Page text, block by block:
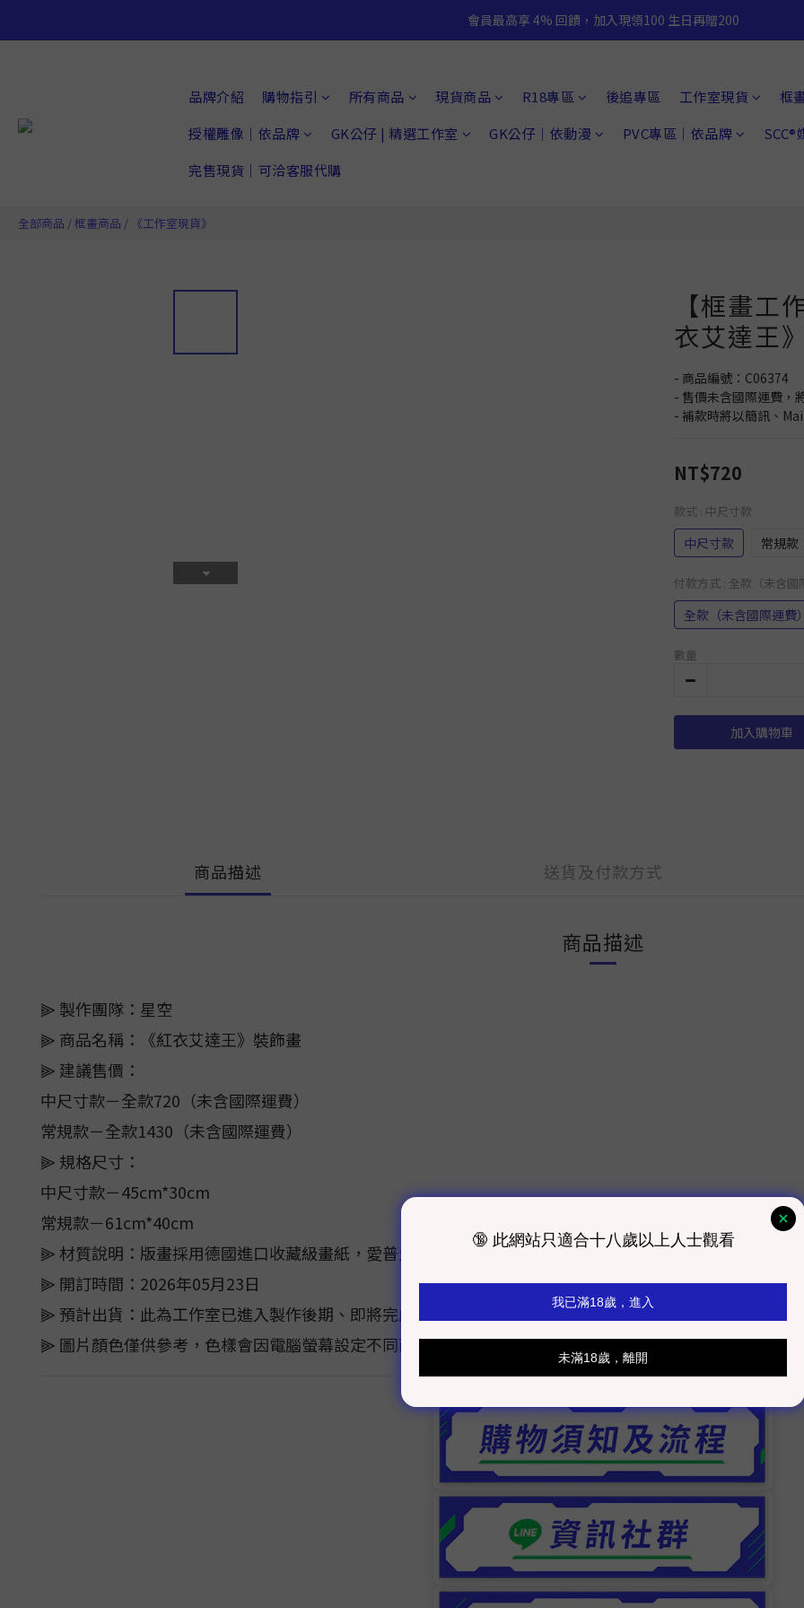
會員最高享 4% 回饋，加入現領100 生日再贈200
品牌介紹 購物指引 所有商品 現貨商品 R18專區 後追專區 工作室現貨
框
授權雕像｜依品牌
GK公仔 | 精選工作室 GK公仔｜依動漫 PVC專區｜依品牌
SCC®
完售現貨｜可洽客服代購
全部商品 /框畫商品 / 《工作室現貨》
【框畫工
衣艾達王
- 商品編號：C06374
- 售價未含國際運費，
- 補款時將以簡訊、
NT$720
款式 : 中尺寸款
中尺寸款 常規款
付款方式 : 全款（未含國
全款（未含國際運費
數量
加入購物車
商品描述 送貨及付款方式
商品描述
⫸ 製作團隊：星空
⫸ 商品名稱：《紅衣艾達王》裝飾畫
⫸ 建議售價：
中尺寸款－全款720（未含國際運費）
常規款－全款1430（未含國際運費）
⫸ 規格尺寸：
中尺寸款－45cm*30cm
常規款－61cm*40cm
⫸ 材質說明：版畫採用德國進口收藏級畫紙，愛普生原裝墨水微噴，色彩還原，搭配黑色磨砂金屬相框，
⫸ 開訂時間：2026年05月23日
⫸ 預計出貨：此為工作室已進入製作後期、即將完成的商品，約需要4~8周完成製作及配送時間，購買時請
⫸ 圖片顏色僅供參考，色樣會因電腦螢幕設定不同而有色差，顏色以實際商品為主